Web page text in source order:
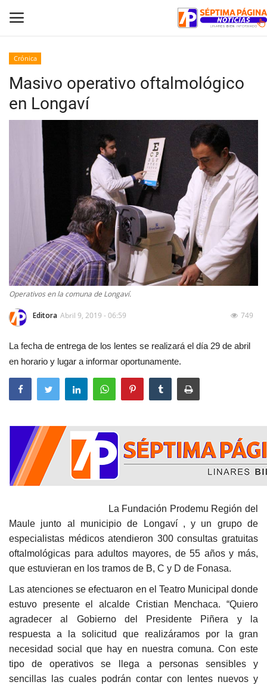
Inicio
Crónica
Tribunales
Deporte
Espectáculos
Crónica
Masivo operativo oftalmológico
en Longaví
Operativos en la comuna de Longaví.
Editora Abril 9, 2019 - 06:59 749
La fecha de entrega de los lentes se realizará el día 29 de abril
en horario y lugar a informar oportunamente.
La Fundación Prodemu Región del
Maule junto al municipio de Longaví , y un grupo de
especialistas médicos atendieron 300 consultas gratuitas
oftalmológicas para adultos mayores, de 55 años y más,
que estuvieran en los tramos de B, C y D de Fonasa.
Las atenciones se efectuaron en el Teatro Municipal donde
estuvo presente el alcalde Cristian Menchaca. “Quiero
agradecer al Gobierno del Presidente Piñera y la
respuesta a la solicitud que realizáramos por la gran
necesidad social que hay en nuestra comuna. Con este
tipo de operativos se llega a personas sensibles y
sencillas las cuales podrán contar con lentes nuevos y